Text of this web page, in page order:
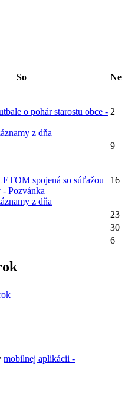
So Ne
o pohár starostu obce -
z dňa
2
9
spojená so súťažou
Pozvánka
z dňa
16
23
30
6
mobilnej aplikácii -